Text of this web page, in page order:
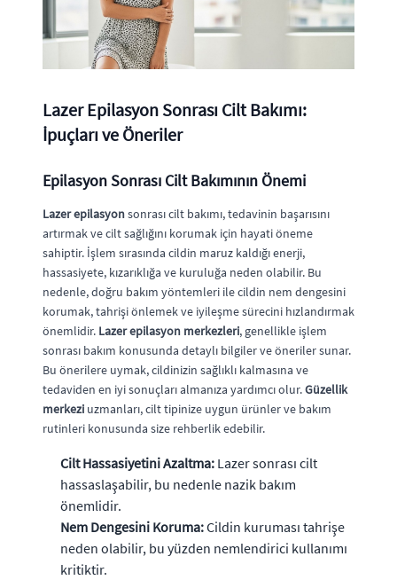
Lazer Epilasyon Sonrası Cilt Bakımı:
İpuçları ve Öneriler
Epilasyon Sonrası Cilt Bakımının Önemi
Lazer epilasyonsonrası cilt bakımı, tedavinin başarısını
artırmak ve cilt sağlığını korumak için hayati öneme
sahiptir. İşlem sırasında cildin maruz kaldığı enerji,
hassasiyete, kızarıklığa ve kuruluğa neden olabilir. Bu
nedenle, doğru bakım yöntemleri ile cildin nem dengesini
korumak, tahrişi önlemek ve iyileşme sürecini hızlandırmak
önemlidir. Lazer epilasyon merkezleri, genellikle işlem
sonrası bakım konusunda detaylı bilgiler ve öneriler sunar.
Bu önerilere uymak, cildinizin sağlıklı kalmasına ve
tedaviden en iyi sonuçları almanıza yardımcı olur.Güzellik
merkezi uzmanları, cilt tipinize uygun ürünler ve bakım
rutinleri konusunda size rehberlik edebilir.
Cilt Hassasiyetini Azaltma: Lazer sonrası cilt
hassaslaşabilir, bu nedenle nazik bakım
önemlidir.
Nem Dengesini Koruma:Cildin kuruması tahrişe
neden olabilir, bu yüzden nemlendirici kullanımı
kritiktir.